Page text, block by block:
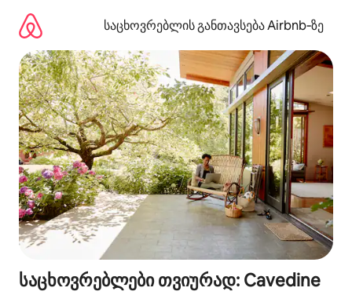
გადასვლა
საცხოვრებლის განთავსება Airbnb‑ზე
საცხოვრებლები თვიურად: Cavedine